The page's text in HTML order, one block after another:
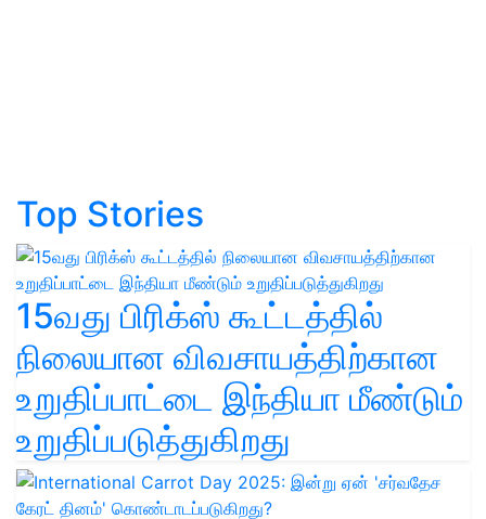
Top Stories
15வது பிரிக்ஸ் கூட்டத்தில்
நிலையான விவசாயத்திற்கான
உறுதிப்பாட்டை இந்தியா மீண்டும்
உறுதிப்படுத்துகிறது